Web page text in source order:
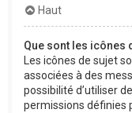
Haut
Que sont les icônes
Les icônes de sujet
associées à des
possibilité d’utiliser
permissions définies